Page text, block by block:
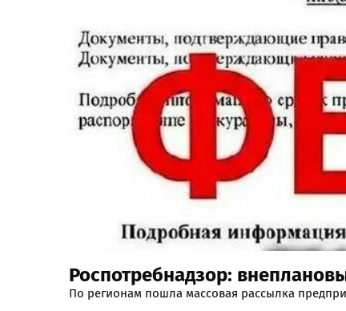
Роспотребнадзор:
По регионам пошла массовая рассылка